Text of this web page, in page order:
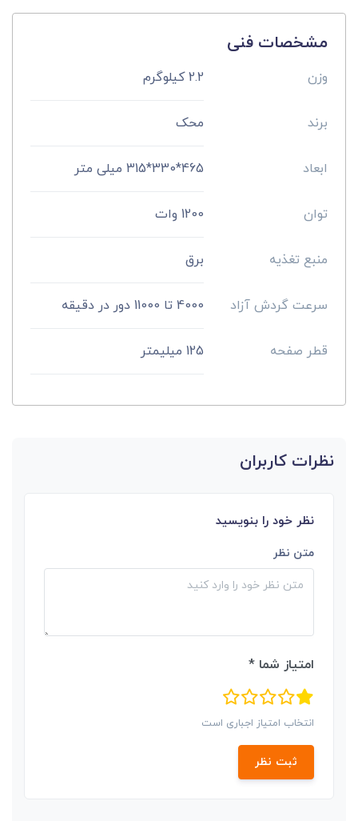
مشخصات فنی
وزن 2.2 کیلوگرم
برند محک
ابعاد 465*330*315 میلی متر
توان 1200 وات
منبع تغذیه برق
سرعت گردش آزاد 4000 تا 11000 دور در دقیقه
قطر صفحه 125 میلیمتر
نظرات کاربران
نظر خود را بنویسید
متن نظر
امتیاز شما *
انتخاب امتیاز اجباری است
ثبت نظر